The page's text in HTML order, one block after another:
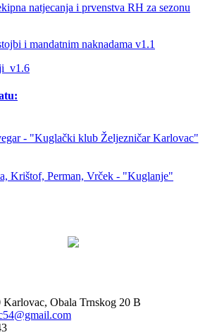
natjecanja i prvenstva RH za sezonu
i mandatnim naknadama v1.1
- "Kuglački klub Željezničar Karlovac"
Krištof, Perman, Vrček - "Kuglanje"
Obala Trnskog 20 B